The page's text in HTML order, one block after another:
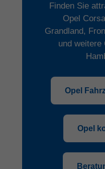
Finden Sie
Opel
Grandland,
und weitere
Opel
Opel